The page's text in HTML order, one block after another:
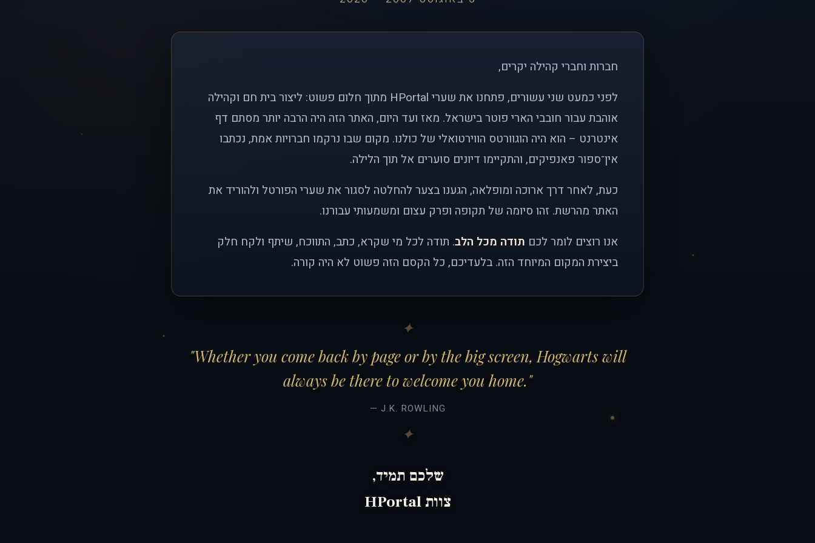
חברות וחברי קהילה יקרים,
לפני כמעט שני עשורים, פתחנו את שערי HPortal מתוך חלום פשוט: ליצור בית חם וקהילה
אוהבת עבור חובבי הארי פוטר בישראל. מאז ועד היום, האתר הזה היה הרבה יותר מסתם דף
אינטרנט – הוא היה הוגוורטס הווירטואלי של כולנו. מקום שבו נרקמו חברויות אמת, נכתבו
אין־ספור פאנפיקים, והתקיימו דיונים סוערים אל תוך הלילה.
כעת, לאחר דרך ארוכה ומופלאה, הגענו בצער להחלטה לסגור את שערי הפורטל ולהוריד את
האתר מהרשת. זהו סיומה של תקופה ופרק עצום ומשמעותי עבורנו.
אנו רוצים לומר לכם תודה מכל הלב. תודה לכל מי שקרא, כתב, התווכח, שיתף ולקח חלק
ביצירת המקום המיוחד הזה. בלעדיכם, כל הקסם הזה פשוט לא היה קורה.
"Whether you come back by page or by the big screen, Hogwarts will
always be there to welcome you home."
— J.K. ROWLING
שלכם תמיד,
צוות HPortal